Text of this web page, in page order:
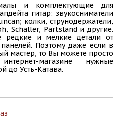
и комплектующие для
гитар: звукосниматели
колки, струнодержатели,
Schaller, Partsland и другие.
и мелкие детали от
Поэтому даже если в
мастер, то Вы можете просто
магазине нужные
до Усть-Катава.